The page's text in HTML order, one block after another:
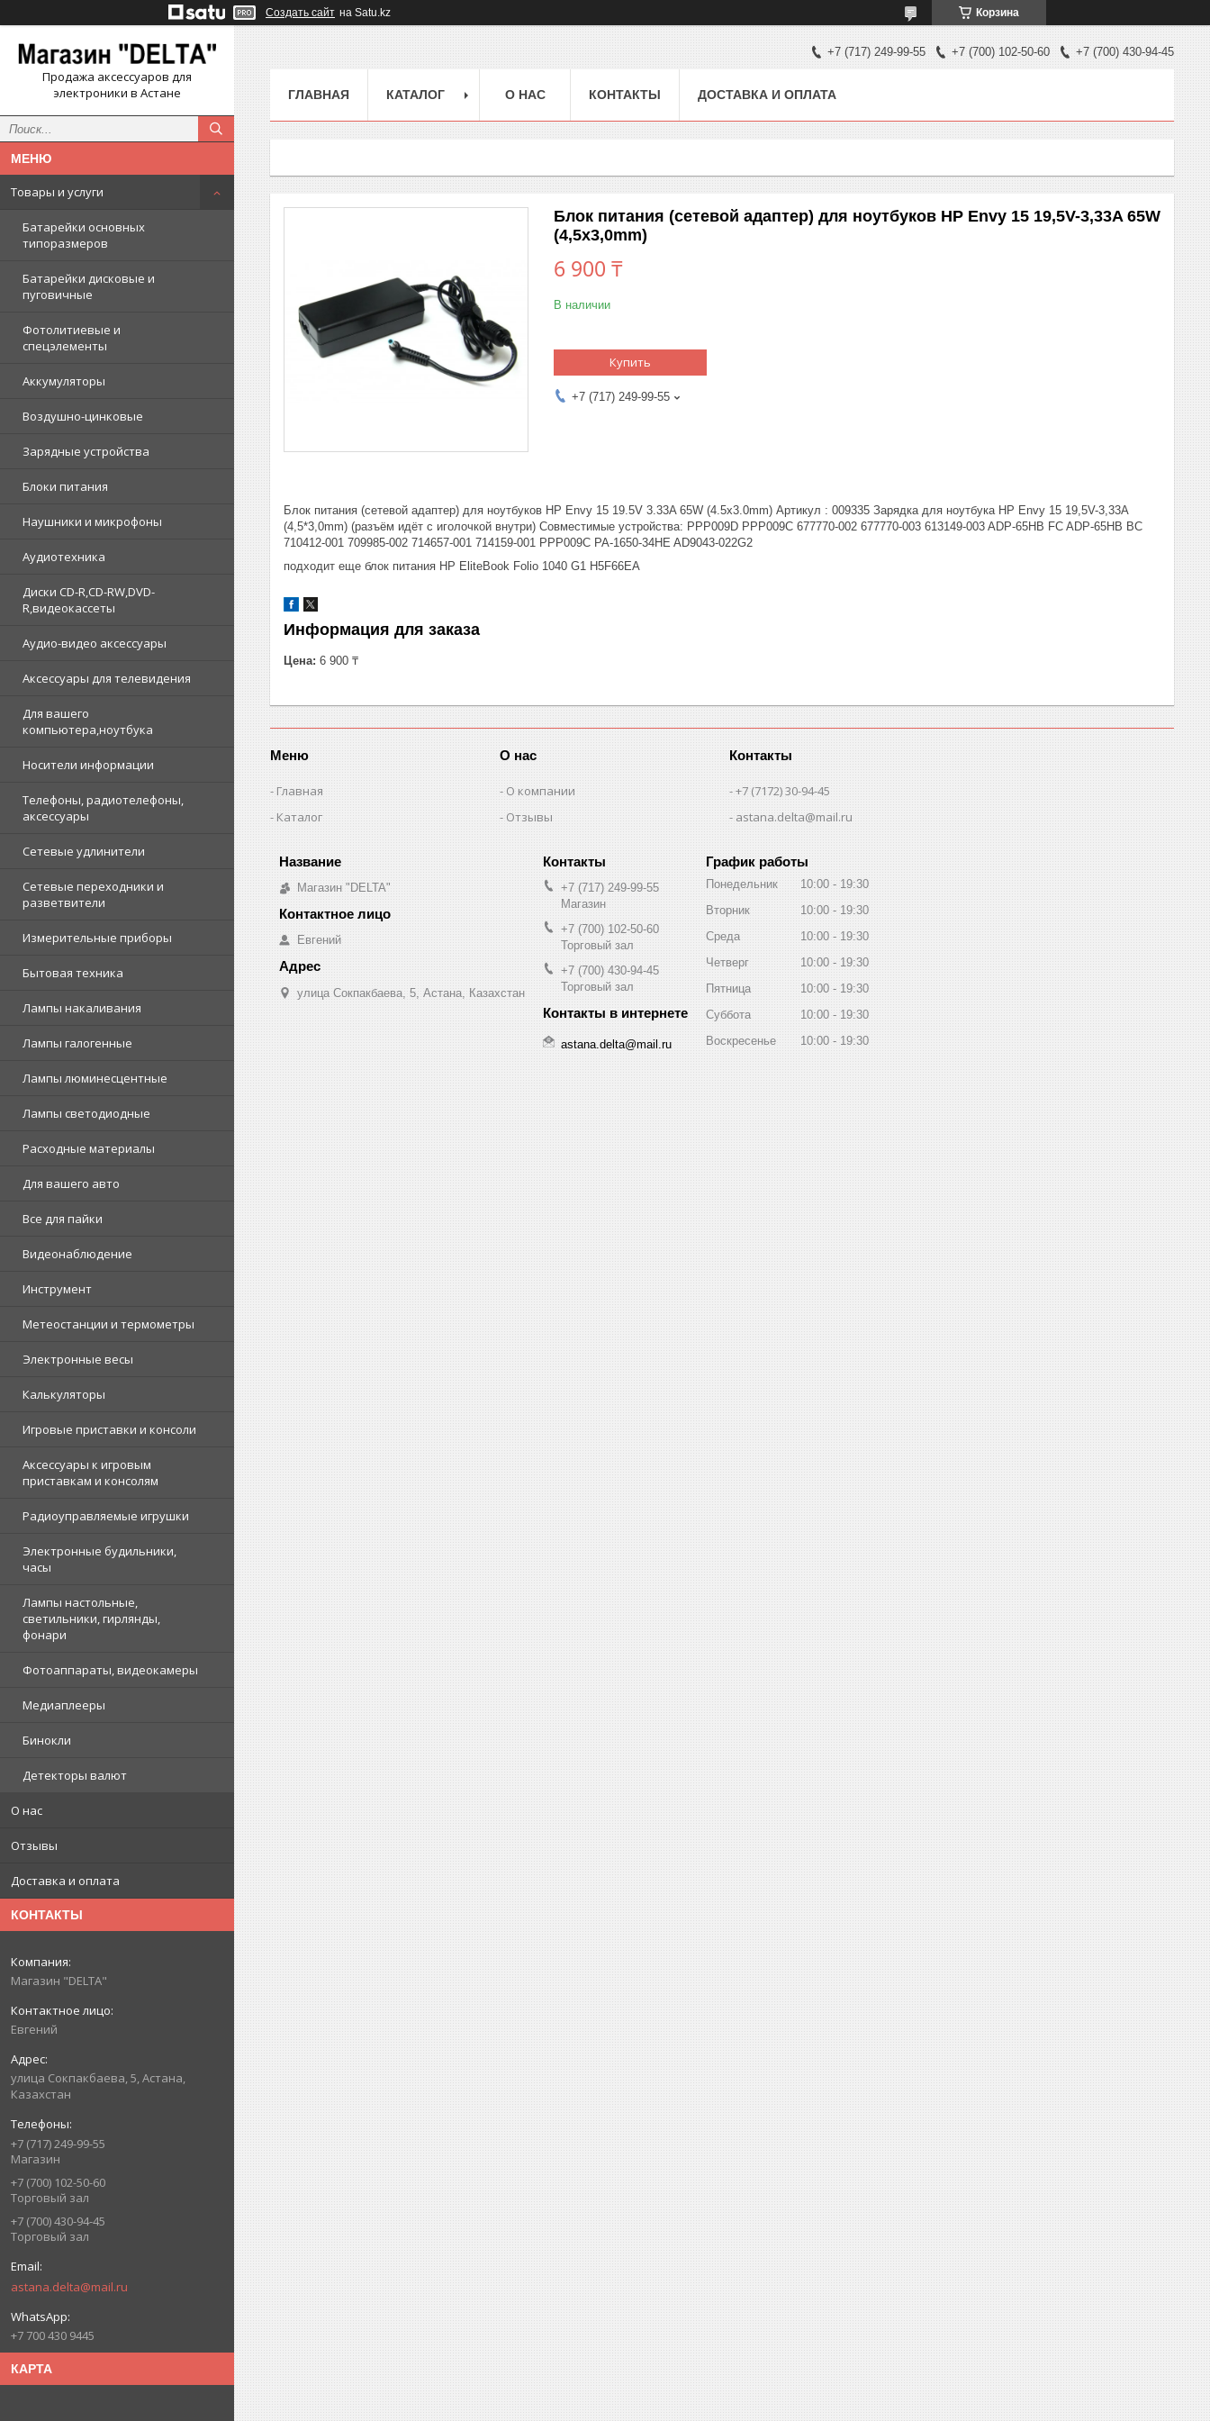
Создать сайт на Satu.kz Корзина
Продажа аксессуаров для
электроники в Астане
Товары и услуги
Батарейки основных
типоразмеров
Батарейки дисковые и
пуговичные
Фотолитиевые и
спецэлементы
Аккумуляторы
Воздушно-цинковые
Зарядные устройства
Блоки питания
Наушники и микрофоны
Аудиотехника
Диски CD-R,CD-RW,DVD-
R,видеокассеты
Аудио-видео аксессуары
Аксессуары для телевидения
Для вашего
компьютера,ноутбука
Носители информации
Телефоны, радиотелефоны,
аксессуары
Сетевые удлинители
Сетевые переходники и
разветвители
Измерительные приборы
Бытовая техника
Лампы накаливания
Лампы галогенные
Лампы люминесцентные
Лампы светодиодные
Расходные материалы
Для вашего авто
Все для пайки
Видеонаблюдение
Инструмент
Метеостанции и термометры
Электронные весы
Калькуляторы
Игровые приставки и консоли
Аксессуары к игровым
приставкам и консолям
Радиоуправляемые игрушки
Электронные будильники,
часы
Лампы настольные,
светильники, гирлянды,
фонари
Фотоаппараты, видеокамеры
Медиаплееры
Бинокли
Детекторы валют
О нас
Отзывы
Доставка и оплата
КОНТАКТЫ
Магазин "DELTA"
Евгений
улица Сокпакбаева, 5, Астана,
Казахстан
+7 (717) 249-99-55
Магазин
+7 (700) 102-50-60
Торговый зал
+7 (700) 430-94-45
Торговый зал
astana.delta@mail.ru
+7 700 430 9445
КАРТА
+7 (717) 249-99-55 +7 (700) 102-50-60 +7 (700) 430-94-45
ГЛАВНАЯ КАТАЛОГ О НАС КОНТАКТЫ ДОСТАВКА И ОПЛАТА
Блок питания (сетевой адаптер) для ноутбуков HP Envy 15 19,5V-3,33A 65W
(4,5x3,0mm)
6 900 ₸
В наличии
Купить
+7 (717) 249-99-55
Блок питания (сетевой адаптер) для ноутбуков HP Envy 15 19.5V 3.33A 65W (4.5x3.0mm) Артикул : 009335 Зарядка для ноутбука HP Envy 15 19,5V-3,33A
(4,5*3,0mm) (разъём идёт с иголочкой внутри) Совместимые устройства: PPP009D PPP009C 677770-002 677770-003 613149-003 ADP-65HB FC ADP-65HB BC
710412-001 709985-002 714657-001 714159-001 PPP009C PA-1650-34HE AD9043-022G2
подходит еще блок питания HP EliteBook Folio 1040 G1 H5F66EA
Информация для заказа
Цена: 6 900 ₸
Меню
Главная
Каталог
О нас
О компании
Отзывы
Контакты
+7 (7172) 30-94-45
astana.delta@mail.ru
Магазин "DELTA"
Евгений
улица Сокпакбаева, 5, Астана, Казахстан
+7 (717) 249-99-55
Магазин
+7 (700) 102-50-60
Торговый зал
+7 (700) 430-94-45
Торговый зал
astana.delta@mail.ru
График работы
Понедельник 10:00
19:30
Вторник
10:00
19:30
Среда
10:00
19:30
Четверг
10:00
19:30
Пятница
10:00
19:30
Суббота
10:00
19:30
Воскресенье
10:00 19:30